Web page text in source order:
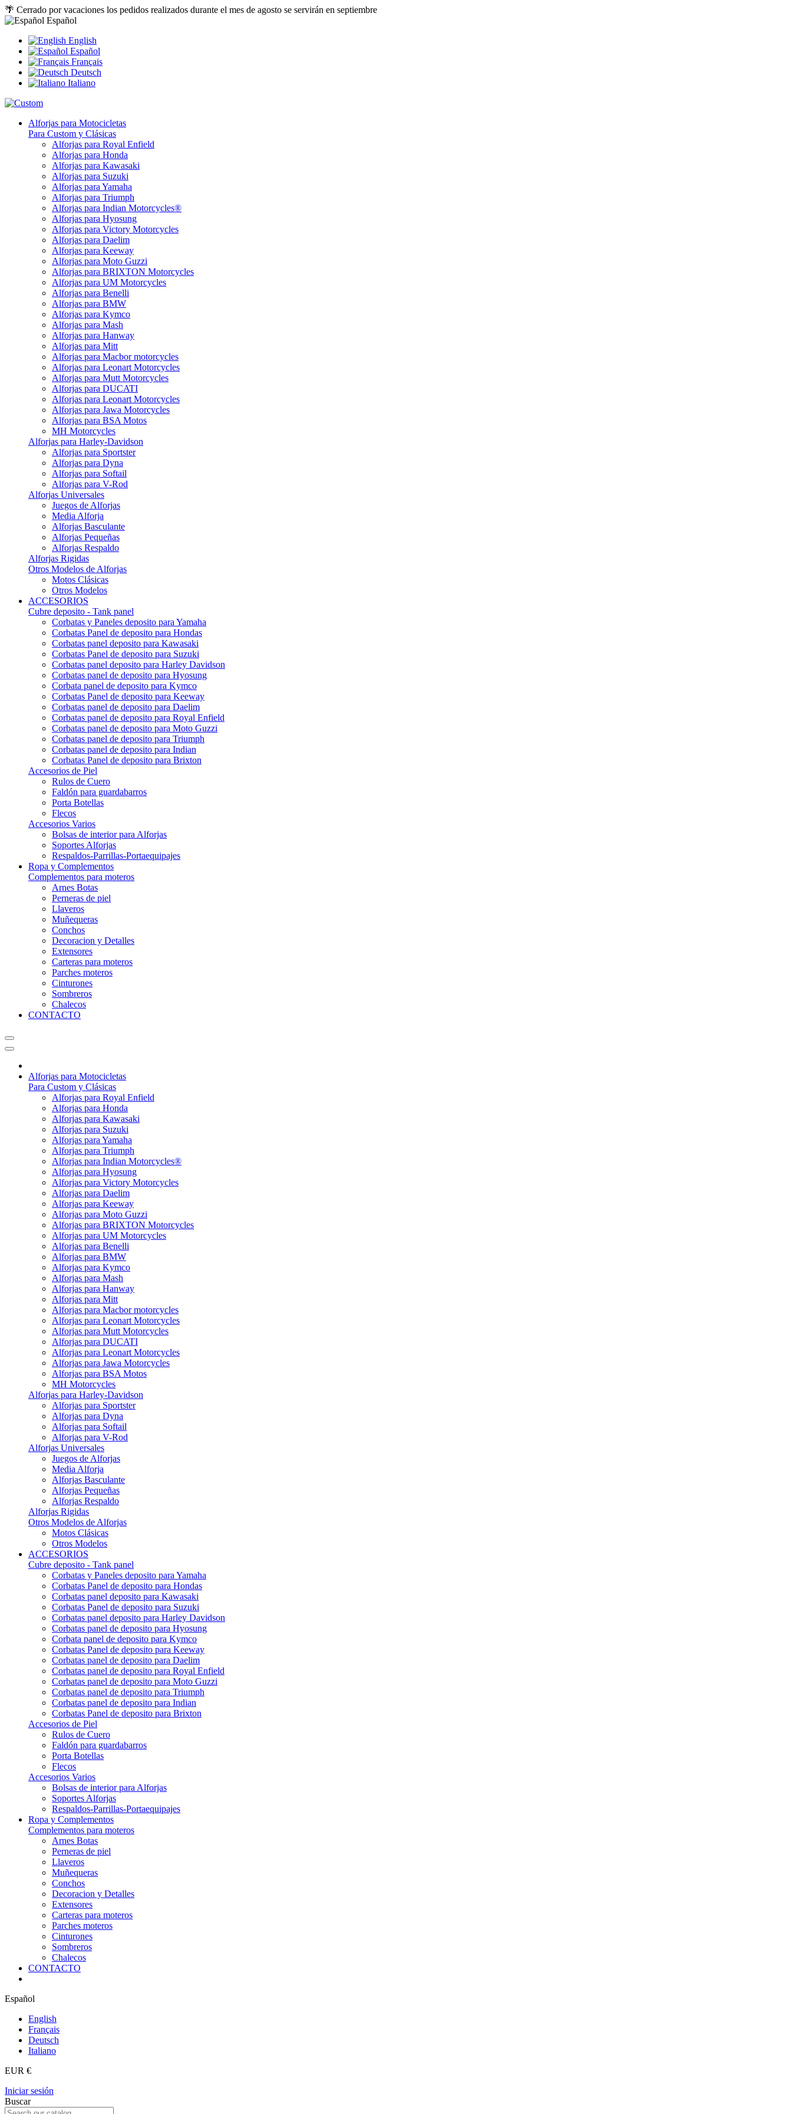
🌴 Cerrado por vacaciones los pedidos realizados durante el mes de agosto se servirán en septiembre
Español
English
Español
Français
Deutsch
Italiano
Alforjas para Motocicletas
Para Custom y Clásicas
Alforjas para Royal Enfield
Alforjas para Honda
Alforjas para Kawasaki
Alforjas para Suzuki
Alforjas para Yamaha
Alforjas para Triumph
Alforjas para Indian Motorcycles®
Alforjas para Hyosung
Alforjas para Victory Motorcycles
Alforjas para Daelim
Alforjas para Keeway
Alforjas para Moto Guzzi
Alforjas para BRIXTON Motorcycles
Alforjas para UM Motorcycles
Alforjas para Benelli
Alforjas para BMW
Alforjas para Kymco
Alforjas para Mash
Alforjas para Hanway
Alforjas para Mitt
Alforjas para Macbor motorcycles
Alforjas para Leonart Motorcycles
Alforjas para Mutt Motorcycles
Alforjas para DUCATI
Alforjas para Leonart Motorcycles
Alforjas para Jawa Motorcycles
Alforjas para BSA Motos
MH Motorcycles
Alforjas para Harley-Davidson
Alforjas para Sportster
Alforjas para Dyna
Alforjas para Softail
Alforjas para V-Rod
Alforjas Universales
Juegos de Alforjas
Media Alforja
Alforjas Basculante
Alforjas Pequeñas
Alforjas Respaldo
Alforjas Rigidas
Otros Modelos de Alforjas
Motos Clásicas
Otros Modelos
ACCESORIOS
Cubre deposito - Tank panel
Corbatas y Paneles deposito para Yamaha
Corbatas Panel de deposito para Hondas
Corbatas panel deposito para Kawasaki
Corbatas Panel de deposito para Suzuki
Corbatas panel deposito para Harley Davidson
Corbatas panel de deposito para Hyosung
Corbata panel de deposito para Kymco
Corbatas Panel de deposito para Keeway
Corbatas panel de deposito para Daelim
Corbatas panel de deposito para Royal Enfield
Corbatas panel de deposito para Moto Guzzi
Corbatas panel de deposito para Triumph
Corbatas panel de deposito para Indian
Corbatas Panel de deposito para Brixton
Accesorios de Piel
Rulos de Cuero
Faldón para guardabarros
Porta Botellas
Flecos
Accesorios Varios
Bolsas de interior para Alforjas
Soportes Alforjas
Respaldos-Parrillas-Portaequipajes
Ropa y Complementos
Complementos para moteros
Arnes Botas
Perneras de piel
Llaveros
Muñequeras
Conchos
Decoracion y Detalles
Extensores
Carteras para moteros
Parches moteros
Cinturones
Sombreros
Chalecos
CONTACTO
Alforjas para Motocicletas
Para Custom y Clásicas
Alforjas para Royal Enfield
Alforjas para Honda
Alforjas para Kawasaki
Alforjas para Suzuki
Alforjas para Yamaha
Alforjas para Triumph
Alforjas para Indian Motorcycles®
Alforjas para Hyosung
Alforjas para Victory Motorcycles
Alforjas para Daelim
Alforjas para Keeway
Alforjas para Moto Guzzi
Alforjas para BRIXTON Motorcycles
Alforjas para UM Motorcycles
Alforjas para Benelli
Alforjas para BMW
Alforjas para Kymco
Alforjas para Mash
Alforjas para Hanway
Alforjas para Mitt
Alforjas para Macbor motorcycles
Alforjas para Leonart Motorcycles
Alforjas para Mutt Motorcycles
Alforjas para DUCATI
Alforjas para Leonart Motorcycles
Alforjas para Jawa Motorcycles
Alforjas para BSA Motos
MH Motorcycles
Alforjas para Harley-Davidson
Alforjas para Sportster
Alforjas para Dyna
Alforjas para Softail
Alforjas para V-Rod
Alforjas Universales
Juegos de Alforjas
Media Alforja
Alforjas Basculante
Alforjas Pequeñas
Alforjas Respaldo
Alforjas Rigidas
Otros Modelos de Alforjas
Motos Clásicas
Otros Modelos
ACCESORIOS
Cubre deposito - Tank panel
Corbatas y Paneles deposito para Yamaha
Corbatas Panel de deposito para Hondas
Corbatas panel deposito para Kawasaki
Corbatas Panel de deposito para Suzuki
Corbatas panel deposito para Harley Davidson
Corbatas panel de deposito para Hyosung
Corbata panel de deposito para Kymco
Corbatas Panel de deposito para Keeway
Corbatas panel de deposito para Daelim
Corbatas panel de deposito para Royal Enfield
Corbatas panel de deposito para Moto Guzzi
Corbatas panel de deposito para Triumph
Corbatas panel de deposito para Indian
Corbatas Panel de deposito para Brixton
Accesorios de Piel
Rulos de Cuero
Faldón para guardabarros
Porta Botellas
Flecos
Accesorios Varios
Bolsas de interior para Alforjas
Soportes Alforjas
Respaldos-Parrillas-Portaequipajes
Ropa y Complementos
Complementos para moteros
Arnes Botas
Perneras de piel
Llaveros
Muñequeras
Conchos
Decoracion y Detalles
Extensores
Carteras para moteros
Parches moteros
Cinturones
Sombreros
Chalecos
CONTACTO
Español
English
Français
Deutsch
Italiano
EUR €
Iniciar sesión
Buscar